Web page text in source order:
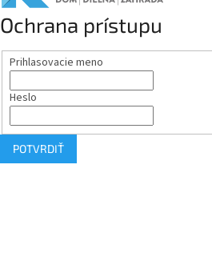
Ochrana prístupu
Prihlasovacie meno
Heslo
POTVRDIŤ